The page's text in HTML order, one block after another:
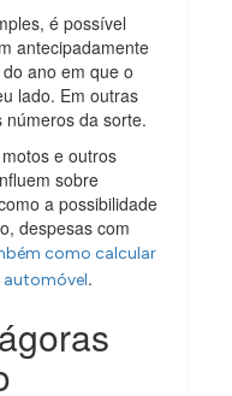
é possível
antecipadamente
ano em que o
lado. Em outras
números da sorte.
e outros
sobre
a possibilidade
despesas com
como calcular
automóvel.